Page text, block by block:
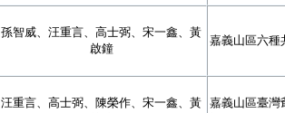
孫智威、汪重言、高士弼、宋一鑫、黃
啟鐘
嘉義山區六種
汪重言、高士弼、陳榮作、宋一鑫、黃 嘉義山區臺灣